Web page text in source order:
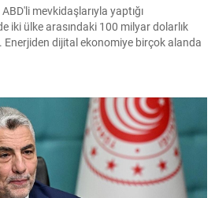
mevkidaşlarıyla yaptığı
iki ülke arasındaki 100 milyar dolarlık
Enerjiden dijital ekonomiye birçok alanda